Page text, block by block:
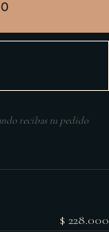
recibas tu pedido
$ 228.000